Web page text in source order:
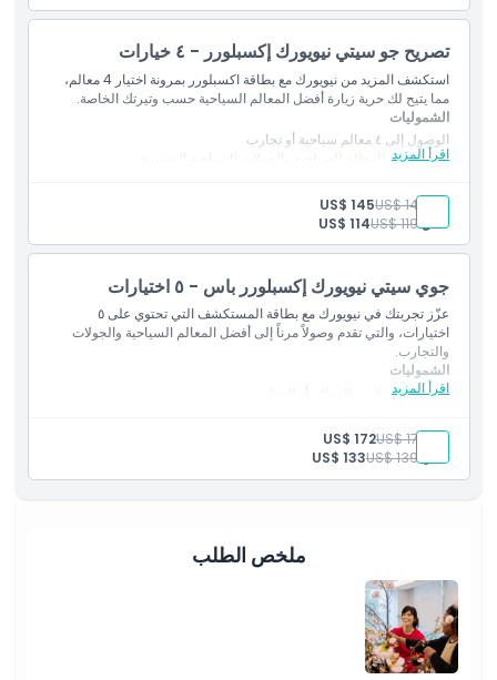
تصريح جو سيتي نيويورك إكسبلورر - ٤ خيارات
استكشف المزيد من نيويورك مع بطاقة اكسبلورر بمرونة اختيار 4 معالم،
مما يتيح لك حرية زيارة أفضل المعالم السياحية حسب وتيرتك الخاصة.
اقرأ المزيد
الشموليات
الوصول إلى ٤ معالم سياحية أو تجارب
الدخول إلى المعالم السياحية والجولات السياحية الشهيرة
خصومات وعروض حصرية
صالحة لمدة ٣٠ يومًا متتالية من أول استخدام
بالغ: US$ 149
US$ 145
طفل:US$ 119
US$ 114
جوي سيتي نيويورك إكسبلورر باس - ٥ اختيارات
عزّز تجربتك في نيويورك مع بطاقة المستكشف التي تحتوي على ٥
اختيارات، والتي تقدم وصولاً مرناً إلى أفضل المعالم السياحية والجولات
والتجارب.
اقرأ المزيد
الشموليات
الوصول إلى ٥ من المعالم أو التجارب
دليل رقمي للتخطيط السهل
خصومات وعروض في معالم مختارة
صالح لمدة ٣٠ يومًا بعد أول استخدام
بالغ: US$ 179
US$ 172
طفل:US$ 139
US$ 133
ملخص الطلب